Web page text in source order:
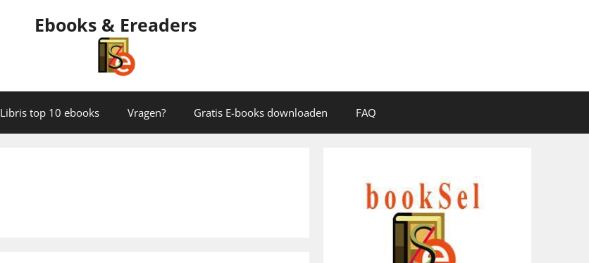
Ebooks & Ereaders
Libris top 10 ebooks Vragen? Gratis E-books downloaden FAQ